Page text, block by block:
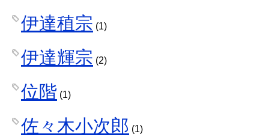
伊達稙宗 (1)
伊達輝宗 (2)
位階 (1)
佐々木小次郎 (1)